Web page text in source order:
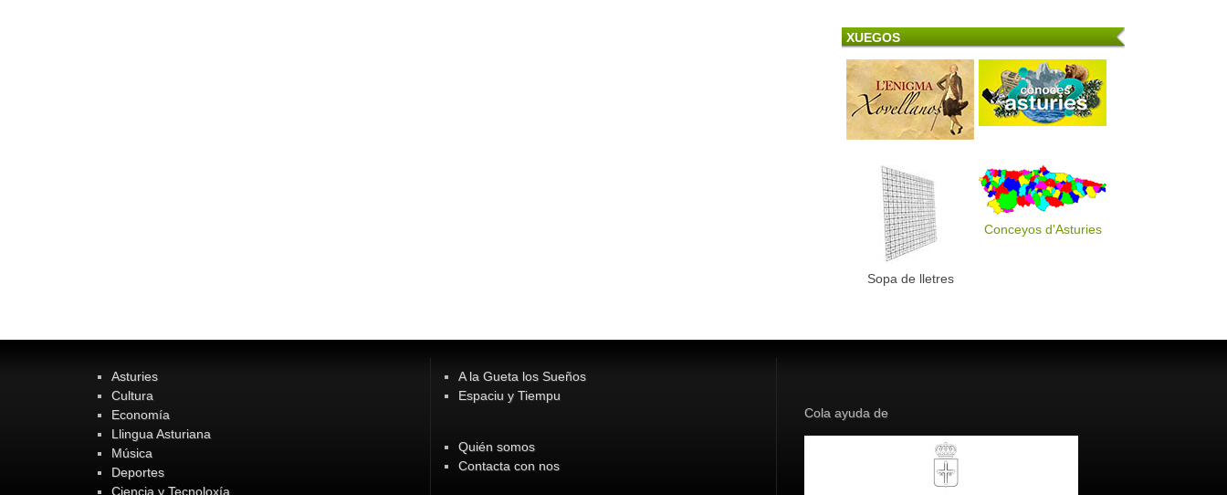
XUEGOS
Sopa de lletres
Conceyos d'Asturies
Asturies
Cultura
Economía
Llingua Asturiana
Música
Deportes
Ciencia y Tecnoloxía
A la Gueta los Sueños
Espaciu y Tiempu
Quién somos
Contacta con nos
Cola ayuda de